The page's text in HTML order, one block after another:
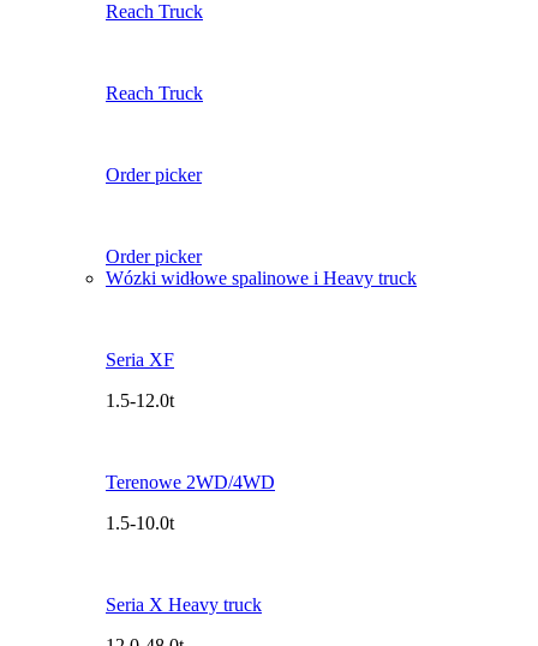
Reach Truck
Reach Truck
Order picker
Order picker
Wózki widłowe spalinowe i Heavy truck
Seria XF
1.5-12.0t
Terenowe 2WD/4WD
1.5-10.0t
Seria X Heavy truck